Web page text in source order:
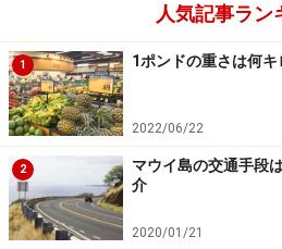
人気記事ラン
1 1ポンドの重さは何
2022/06/22
2
マウイ島の交通手段
介
2020/01/21